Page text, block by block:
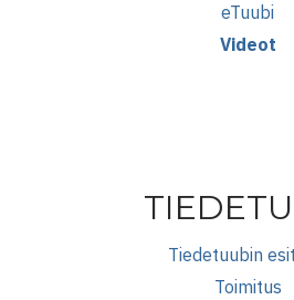
eTuubi
Videot
Tiedetuubin
Toimitus